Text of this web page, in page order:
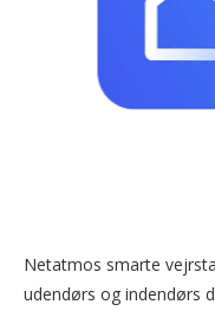
Netatmos smarte
udendørs og indendørs